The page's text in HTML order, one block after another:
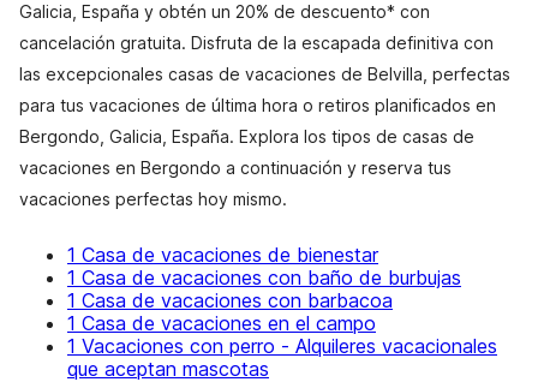
Galicia, España y obtén un 20% de descuento* con
cancelación gratuita. Disfruta de la escapada definitiva con
las excepcionales casas de vacaciones de Belvilla, perfectas
para tus vacaciones de última hora o retiros planificados en
Bergondo, Galicia, España. Explora los tipos de casas de
vacaciones en Bergondo a continuación y reserva tus
vacaciones perfectas hoy mismo.
1 Casa de vacaciones de bienestar
1 Casa de vacaciones con baño de burbujas
1 Casa de vacaciones con barbacoa
1 Casa de vacaciones en el campo
1 Vacaciones con perro - Alquileres vacacionales
que aceptan mascotas